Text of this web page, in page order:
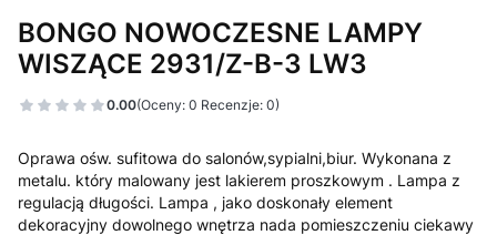
BONGO NOWOCZESNE LAMPY
WISZĄCE 2931/Z-B-3 LW3
0.00(Oceny: 0 Recenzje: 0)
Oprawa ośw. sufitowa do salonów,sypialni,biur. Wykonana z
metalu. który malowany jest lakierem proszkowym . Lampa z
regulacją długości. Lampa , jako doskonały element
dekoracyjny dowolnego wnętrza nada pomieszczeniu ciekawy